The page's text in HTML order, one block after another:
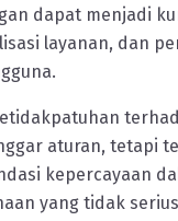
dapat menjadi
layanan, dan
aturan, tetapi
kepercayaan
yang tidak